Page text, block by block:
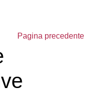
Pagina precedente